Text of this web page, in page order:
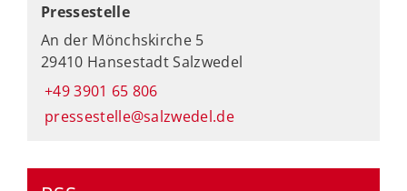
Pressestelle
An der Mönchskirche 5
29410 Hansestadt Salzwedel
+49 3901 65 806
pressestelle@salzwedel.de